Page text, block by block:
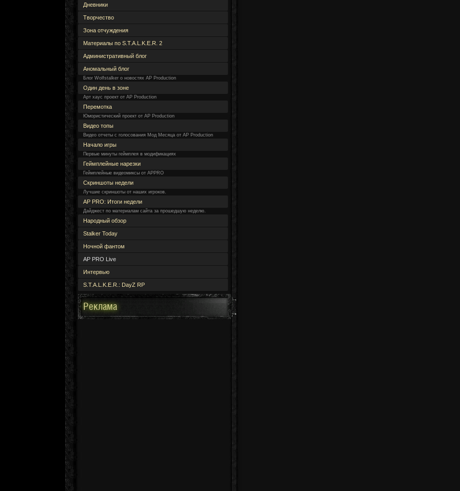
Дневники
Творчество
Зона отчуждения
Материалы по S.T.A.L.K.E.R. 2
Административный блог
Аномальный блог
Блог Wolfstalker о новостях AP Production
Один день в зоне
Арт хаус проект от AP Production
Перемотка
Юмористический проект от AP Production
Видео топы
Видео отчеты с голосования Мод Месяца от AP Production
Начало игры
Первые минуты геймплея в модификациях
Геймплейные нарезки
Геймплейные видеомиксы от APPRO
Скриншоты недели
Лучшие скриншоты от наших игроков.
AP PRO: Итоги недели
Дайджест по материалам сайта за прошедшую неделю.
Народный обзор
Stalker Today
Ночной фантом
AP PRO Live
Интервью
S.T.A.L.K.E.R.: DayZ RP
Реклама